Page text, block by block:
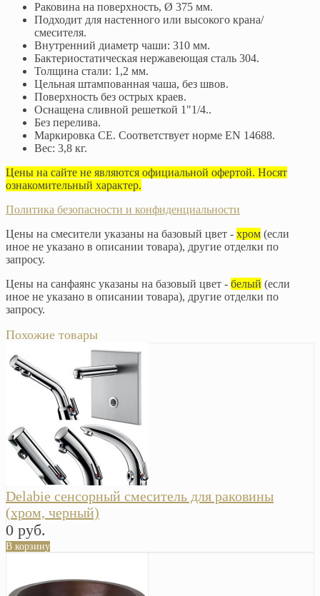
Раковина на поверхность, Ø 375 мм.
Подходит для настенного или высокого крана/
смесителя.
Внутренний диаметр чаши: 310 мм.
Бактериостатическая нержавеющая сталь 304.
Толщина стали: 1,2 мм.
Цельная штампованная чаша, без швов.
Поверхность без острых краев.
Оснащена сливной решеткой 1"1/4..
Без перелива.
Маркировка CE. Соответствует норме EN 14688.
Вес: 3,8 кг.
Цены на сайте не являются официальной офертой. Носят
ознакомительный характер.
Политика безопасности и конфиденциальности
Цены на смесители указаны на базовый цвет - хром (если
иное не указано в описании товара), другие отделки по
запросу.
Цены на санфаянс указаны на базовый цвет - белый (если
иное не указано в описании товара), другие отделки по
запросу.
Похожие товары
Delabie сенсорный смеситель для раковины
(хром, черный)
0 руб.
В корзину